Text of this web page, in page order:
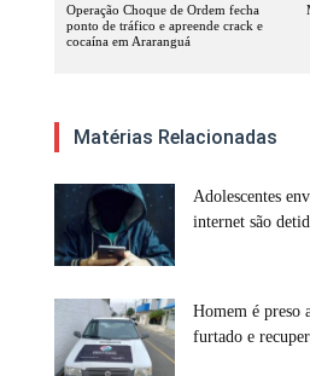
Operação Choque de Ordem fecha
ponto de tráfico e apreende crack e
cocaína em Araranguá
Matérias Relacionadas
Adolescentes
internet são
Homem é preso
furtado e